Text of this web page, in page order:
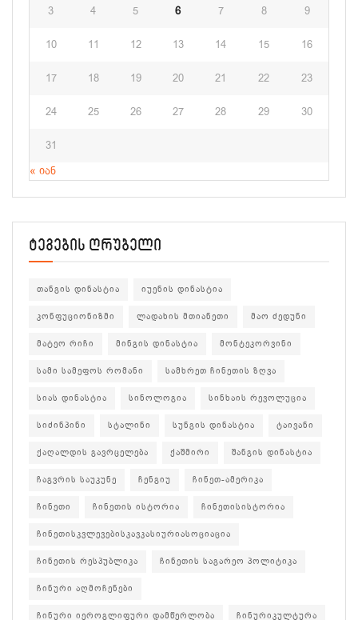
3 4 5 6 7 8 9
10 11 12 13 14 15 16
17 18 19 20 21 22 23
24 25 26 27 28 29 30
31
« იან
ტეგების ღრუბელი
თანგის დინასტია იუენის დინასტია
კონფუციონიზმი ლადახის მთიანეთი მაო ძედუნი
მატეო რიჩი მინგის დინასტია მონტეკორვინი
სამი სამეფოს რომანი სამხრეთ ჩინეთის ზღვა
სიას დინასტია სინოლოგია სინხაის რევოლუცია
სიძინპინი სტალინი სუნგის დინასტია ტაივანი
ქაღალდის გავრცელება ქაშმირი შანგის დინასტია
ჩაგვრის საუკუნე ჩენგიუ ჩინეთ-ამერიკა
ჩინეთი ჩინეთის ისტორია ჩინეთისისტორია
ჩინეთისკვლევებისკავკასიურიასოციაცია
ჩინეთის რესპუბლიკა ჩინეთის საგარეო პოლიტიკა
ჩინური აღმოჩენები
ჩინური იეროგლიფური დამწერლობა ჩინურიკულტურა